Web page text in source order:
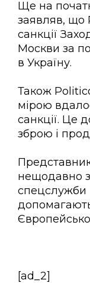
Ще на
заявляв, що
санкції
Москви за
в Україну.
Також
мірою
санкції. Це
зброю і
нещодавно
спецслужби
[ad_2]